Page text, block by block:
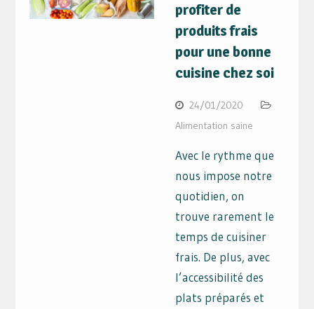
profiter de
produits frais
pour une bonne
cuisine chez soi
24/01/2020
Alimentation saine
Avec le rythme que
nous impose notre
quotidien, on
trouve rarement le
temps de cuisiner
frais. De plus, avec
l’accessibilité des
plats préparés et